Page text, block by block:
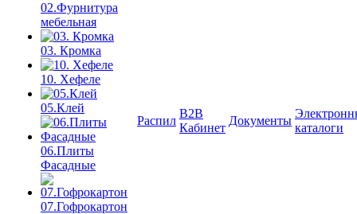
02.Фурнитура
мебельная
03. Кромка
10. Хефеле
05.Клей
06.Плиты
Фасадные
07.Гофрокартон
Распил
B2B
Кабинет
Документы
каталоги